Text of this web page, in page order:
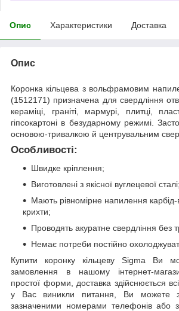
Опис Характеристики Доставка
Опис
Коронка кільцева з вольфрамовим
(1512171) призначена для свердління
кераміці, граніті, мармурі, плитці,
гіпсокартоні в безударному режимі.
основою-тривалкою й центрувальним
Особливості:
Швидке кріплення;
Виготовлені з якісної вуглецевої сталі;
Мають рівномірне напилення
крихти;
Проводять акуратне свердління без
Немає потреби постійно
Купити коронку кільцеву Sigma Ви
замовлення в нашому інтернет-
простої форми, доставка здійснюється
у Вас виникли питання, Ви можете
зазначеними номерами телефонів або